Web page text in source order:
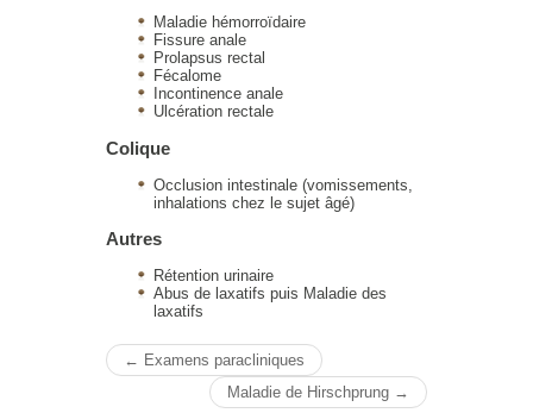
Maladie hémorroïdaire
Fissure anale
Prolapsus rectal
Fécalome
Incontinence anale
Ulcération rectale
Colique
Occlusion intestinale (vomissements,
inhalations chez le sujet âgé)
Autres
Rétention urinaire
Abus de laxatifs puis Maladie des
laxatifs
← Examens paracliniques
Maladie de Hirschprung →